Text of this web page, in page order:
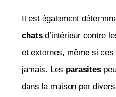
Il est également
chatsd’intérieur contre
et externes, même si
jamais. Les parasites
dans la maison par